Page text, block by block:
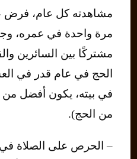
مشاهدته كل عام، فرض
مرة واحدة في عمره،
مشتركًا بين السائرين
الحج في عام قدر في
في بيته، يكون أفضل من
من الحج).
– الحرص على الصلاة